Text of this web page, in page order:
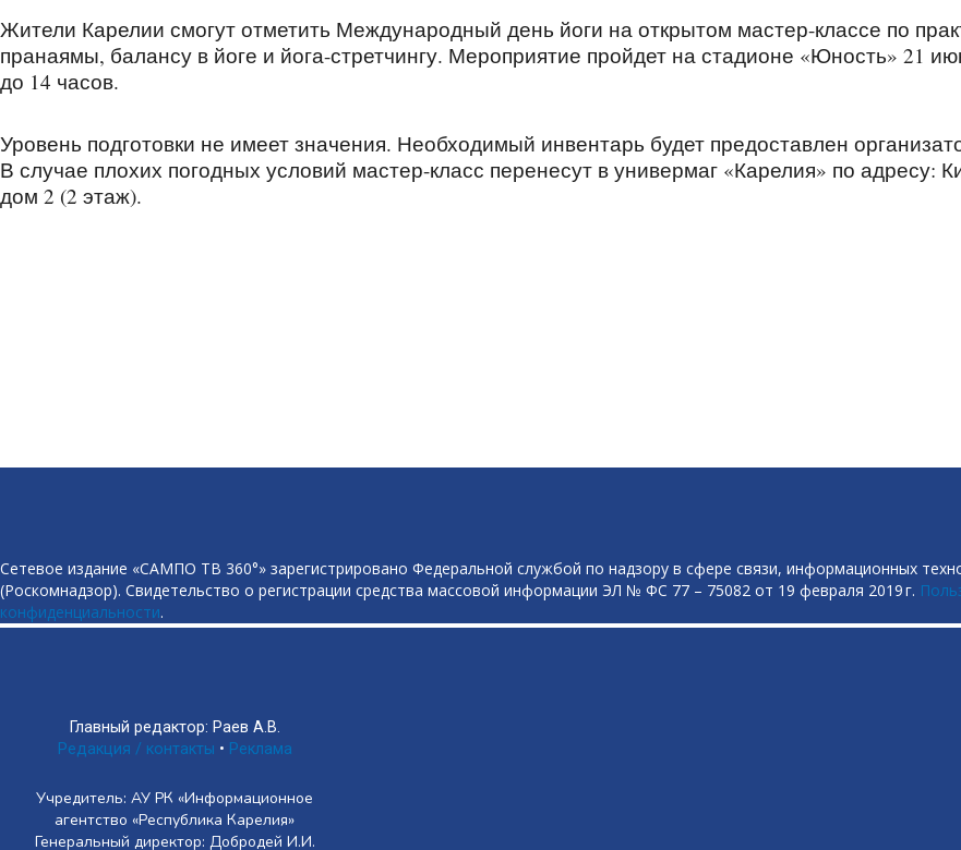
Жители Карелии смогут отметить Международный день йоги на открытом мастер-классе по
пранаямы, балансу в йоге и йога-стретчингу. Мероприятие пройдет на стадионе «Юность» 21
до 14 часов.
Уровень подготовки не имеет значения. Необходимый инвентарь будет предоставлен
В случае плохих погодных условий мастер-класс перенесут в универмаг «Карелия» по адресу:
дом 2 (2 этаж).
Сетевое издание «САМПО ТВ 360°» зарегистрировано Федеральной службой по надзору в сфере связи, информационных
(Роскомнадзор). Свидетельство о регистрации средства массовой информации ЭЛ № ФС 77 – 75082 от 19 февраля 2019 г.
конфиденциальности.
Главный редактор: Раев А.В.
Редакция / контакты • Реклама
Учредитель: АУ РК «Информационное
агентство «Республика Карелия»
Генеральный директор: Добродей И.И.